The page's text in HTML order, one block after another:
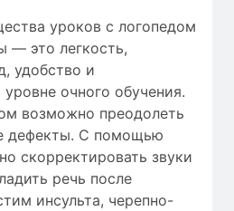
уроков с логопедом
— это легкость,
удобство и
очного обучения.
возможно преодолеть
дефекты. С помощью
скорректировать звуки
речь после
инсульта, черепно-